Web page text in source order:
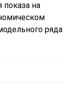
показа на
ряда